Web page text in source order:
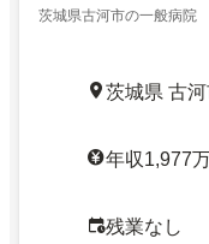
茨城県古河市の一般病院
茨城県 古
年収1,977
残業なし